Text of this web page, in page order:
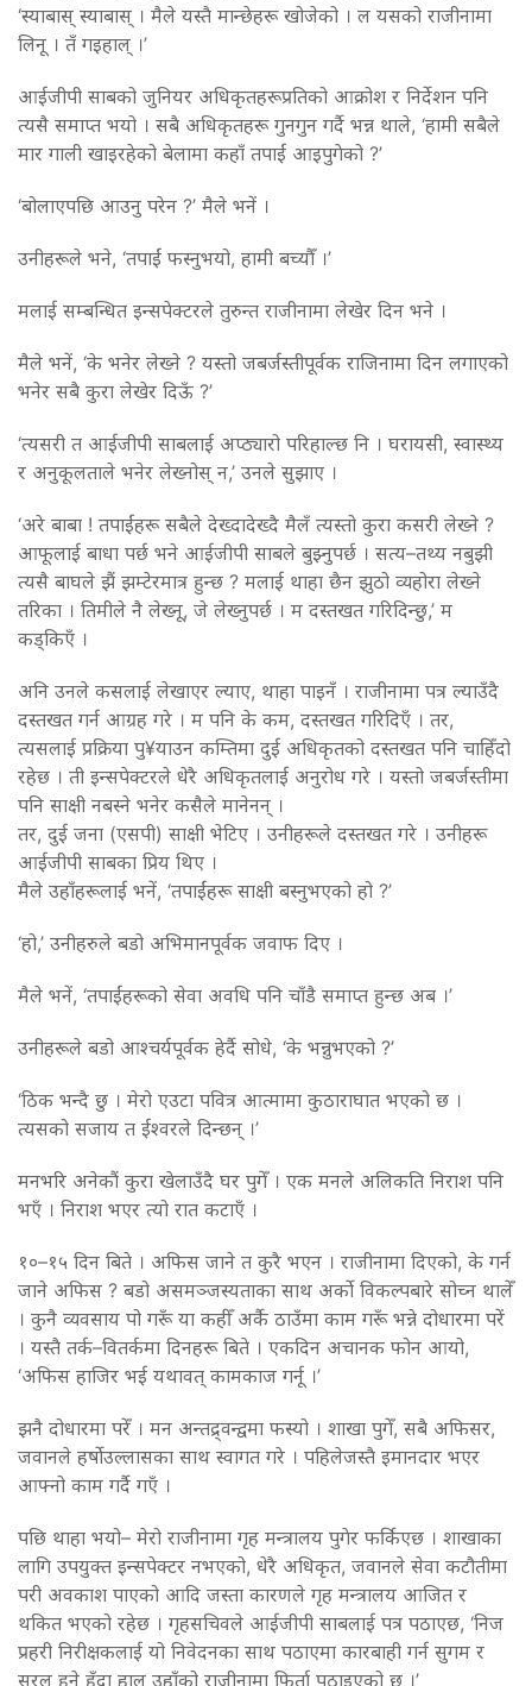
‘स्याबास् स्याबास् । मैले यस्तै मान्छेहरू खोजेको । ल यसको राजीनामा
लिनू । तँ गइहाल् ।’
आईजीपी साबको जुनियर अधिकृतहरूप्रतिको आक्रोश र निर्देशन पनि
त्यसै समाप्त भयो । सबै अधिकृतहरू गुनगुन गर्दै भन्न थाले, ‘हामी सबैले
मार गाली खाइरहेको बेलामा कहाँ तपाईं आइपुगेको ?’
‘बोलाएपछि आउनु परेन ?’ मैले भनें ।
उनीहरूले भने, ‘तपाईं फस्नुभयो, हामी बच्यौँ ।’
मलाई सम्बन्धित इन्सपेक्टरले तुरुन्त राजीनामा लेखेर दिन भने ।
मैले भनें, ‘के भनेर लेख्ने ? यस्तो जबर्जस्तीपूर्वक राजिनामा दिन लगाएको
भनेर सबै कुरा लेखेर दिऊँ ?’
‘त्यसरी त आईजीपी साबलाई अप्ठ्यारो परिहाल्छ नि । घरायसी, स्वास्थ्य
र अनुकूलताले भनेर लेख्नोस् न,’ उनले सुझाए ।
‘अरे बाबा ! तपाईंहरू सबैले देख्दादेख्दै मैलँ त्यस्तो कुरा कसरी लेख्ने ?
आफूलाई बाधा पर्छ भने आईजीपी साबले बुझ्नुपर्छ । सत्य–तथ्य नबुझी
त्यसै बाघले झैं झम्टेरमात्र हुन्छ ? मलाई थाहा छैन झुठो व्यहोरा लेख्ने
तरिका । तिमीले नै लेख्नू, जे लेख्नुपर्छ । म दस्तखत गरिदिन्छु,’ म
कड्किएँ ।
अनि उनले कसलाई लेखाएर ल्याए, थाहा पाइनँ । राजीनामा पत्र ल्याउँदै
दस्तखत गर्न आग्रह गरे । म पनि के कम, दस्तखत गरिदिएँ । तर,
त्यसलाई प्रक्रिया पु¥याउन कम्तिमा दुई अधिकृतको दस्तखत पनि चाहिँदो
रहेछ । ती इन्सपेक्टरले धेरै अधिकृतलाई अनुरोध गरे । यस्तो जबर्जस्तीमा
पनि साक्षी नबस्ने भनेर कसैले मानेनन् ।
तर, दुई जना (एसपी) साक्षी भेटिए । उनीहरूले दस्तखत गरे । उनीहरू
आईजीपी साबका प्रिय थिए ।
मैले उहाँहरूलाई भनें, ‘तपाईंहरू साक्षी बस्नुभएको हो ?’
‘हो,’ उनीहरुले बडो अभिमानपूर्वक जवाफ दिए ।
मैले भनें, ‘तपाईंहरूको सेवा अवधि पनि चाँडै समाप्त हुन्छ अब ।’
उनीहरूले बडो आश्चर्यपूर्वक हेर्दै सोधे, ‘के भन्नुभएको ?’
‘ठिक भन्दै छु । मेरो एउटा पवित्र आत्मामा कुठाराघात भएको छ ।
त्यसको सजाय त ईश्वरले दिन्छन् ।’
मनभरि अनेकौं कुरा खेलाउँदै घर पुगेँ । एक मनले अलिकति निराश पनि
भएँ । निराश भएर त्यो रात कटाएँ ।
१०–१५ दिन बिते । अफिस जाने त कुरै भएन । राजीनामा दिएको, के गर्न
जाने अफिस ? बडो असमञ्जस्यताका साथ अर्को विकल्पबारे सोच्न थालेँ
। कुनै व्यवसाय पो गरूँ या कहीँ अर्कै ठाउँमा काम गरूँ भन्ने दोधारमा परें
। यस्तै तर्क–वितर्कमा दिनहरू बिते । एकदिन अचानक फोन आयो,
‘अफिस हाजिर भई यथावत् कामकाज गर्नू ।’
झनै दोधारमा परेँ । मन अन्तद्र्वन्द्वमा फस्यो । शाखा पुगेँ, सबै अफिसर,
जवानले हर्षोउल्लासका साथ स्वागत गरे । पहिलेजस्तै इमानदार भएर
आफ्नो काम गर्दै गएँ ।
पछि थाहा भयो– मेरो राजीनामा गृह मन्त्रालय पुगेर फर्किएछ । शाखाका
लागि उपयुक्त इन्सपेक्टर नभएको, धेरै अधिकृत, जवानले सेवा कटौतीमा
परी अवकाश पाएको आदि जस्ता कारणले गृह मन्त्रालय आजित र
थकित भएको रहेछ । गृहसचिवले आईजीपी साबलाई पत्र पठाएछ, ‘निज
प्रहरी निरीक्षकलाई यो निवेदनका साथ पठाएमा कारबाही गर्न सुगम र
सरल हुने हुँदा हाल उहाँको राजीनामा फिर्ता पठाइएको छ ।’